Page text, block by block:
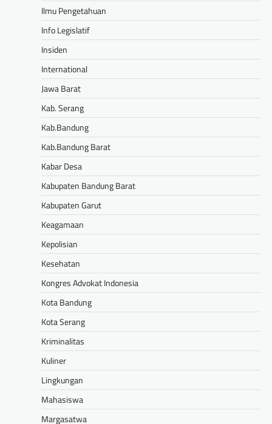
Ilmu Pengetahuan
Info Legislatif
Insiden
International
Jawa Barat
Kab. Serang
Kab.Bandung
Kab.Bandung Barat
Kabar Desa
Kabupaten Bandung Barat
Kabupaten Garut
Keagamaan
Kepolisian
Kesehatan
Kongres Advokat Indonesia
Kota Bandung
Kota Serang
Kriminalitas
Kuliner
Lingkungan
Mahasiswa
Margasatwa